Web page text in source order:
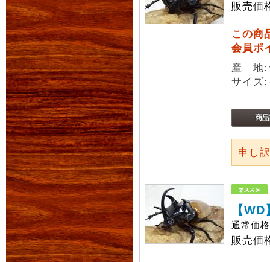
販売価
この商
会員ポ
産 地:
サイ
申し
【
通常価
販売価